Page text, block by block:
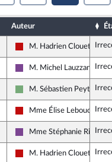
Auteur
La France insoumise -
M. Hadrien Clouet
Ensemble pour la
M. Michel Lauzzana
Écologiste et Social
M. Sébastien Peytavie
La France insoumise -
Mme Élise Leboucher
Ensemble pour la
Mme Stéphanie Rist
La France insoumise -
M. Hadrien Clouet